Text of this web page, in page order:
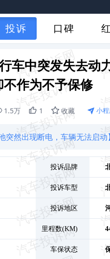
投诉 口碑
车中突发失去动
不作为不予保修
1.5万 1 收藏 小
突然出现断电，车辆无法启动】
投诉品牌
投诉车型
投诉地区
里程数(KM)
车保状态